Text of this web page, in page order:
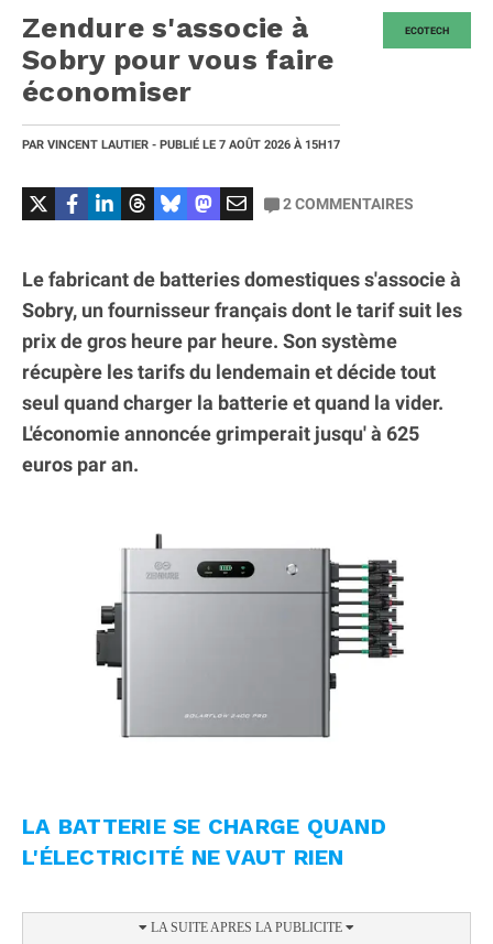
ECOTECH
Zendure s'associe à
Sobry pour vous faire
économiser
PAR VINCENT LAUTIER - PUBLIÉ LE 7 AOÛT 2026 À 15H17
2COMMENTAIRES
Le fabricant de batteries domestiques s'associe à
Sobry, un fournisseur français dont le tarif suit les
prix de gros heure par heure. Son système
récupère les tarifs du lendemain et décide tout
seul quand charger la batterie et quand la vider.
L'économie annoncée grimperait jusqu' à 625
euros par an.
LA BATTERIE SE CHARGE QUAND
L'ÉLECTRICITÉ NE VAUT RIEN